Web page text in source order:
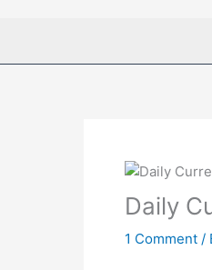
Daily
1 Comment /